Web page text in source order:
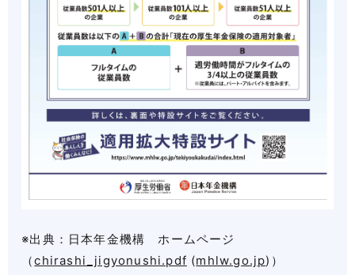
※出典：日本年金機構 ホームページ
（chirashi_jigyonushi.pdf (mhlw.go.jp)）